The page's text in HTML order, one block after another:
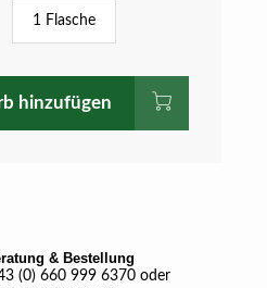
1 Flasche
hinzufügen
& Bestellung
(0) 660 999 6370 oder